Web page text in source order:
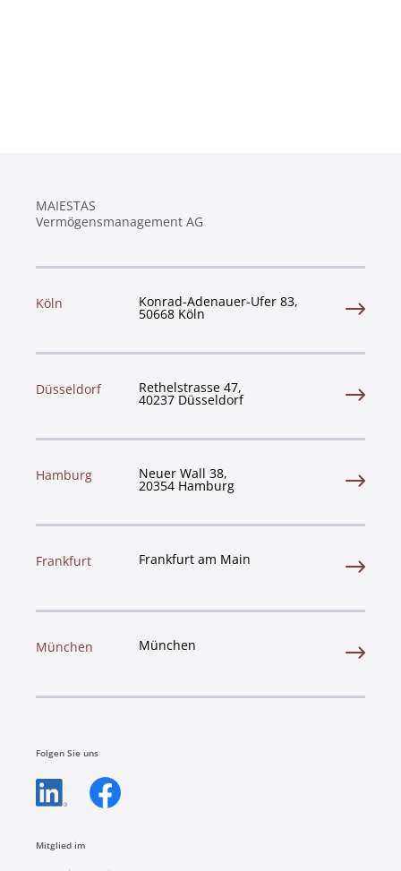
MAIESTAS
Vermögensmanagement AG
Köln Konrad-Adenauer-Ufer 83,
50668 Köln
Düsseldorf Rethelstrasse 47,
40237 Düsseldorf
Hamburg Neuer Wall 38,
20354 Hamburg
Frankfurt Frankfurt am Main
München München
Folgen Sie uns​
Mitglied im